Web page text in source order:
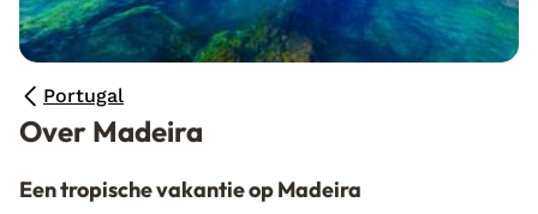
Portugal
Over Madeira
Een tropische vakantie op Madeira